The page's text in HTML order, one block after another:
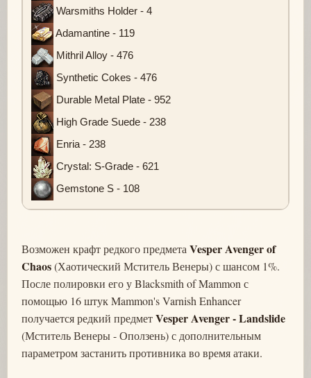
Warsmiths Holder - 4
Adamantine - 119
Mithril Alloy - 476
Synthetic Cokes - 476
Durable Metal Plate - 952
High Grade Suede - 238
Enria - 238
Crystal: S-Grade - 621
Gemstone S - 108
Возможен крафт редкого предмета Vesper Avenger of
Chaos(Хаотический Мститель Венеры) с шансом 1%.
После полировки его у Blacksmith of Mammon с
помощью 16 штук Mammon's Varnish Enhancer
получается редкий предметVesper Avenger - Landslide
(Мститель Венеры - Оползень) с дополнительным
параметром застанить противника во время атаки.